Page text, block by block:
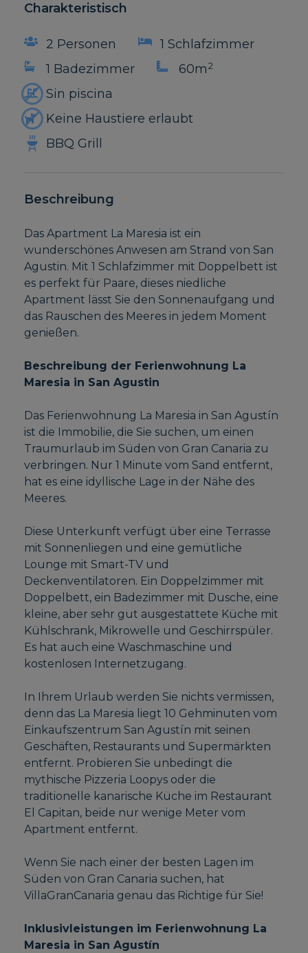
Charakteristisch
2 Personen
1 Schlafzimmer
1 Badezimmer
60m2
Sin piscina
Keine Haustiere erlaubt
BBQ Grill
Beschreibung
Das Apartment La Maresia ist ein
wunderschönes Anwesen am Strand von San
Agustin. Mit 1 Schlafzimmer mit Doppelbett ist
es perfekt für Paare, dieses niedliche
Apartment lässt Sie den Sonnenaufgang und
das Rauschen des Meeres in jedem Moment
genießen.
Beschreibung der Ferienwohnung La
Maresia in San Agustin
Das Ferienwohnung La Maresia in San Agustín
ist die Immobilie, die Sie suchen, um einen
Traumurlaub im Süden von Gran Canaria zu
verbringen. Nur 1 Minute vom Sand entfernt,
hat es eine idyllische Lage in der Nähe des
Meeres.
Diese Unterkunft verfügt über eine Terrasse
mit Sonnenliegen und eine gemütliche
Lounge mit Smart-TV und
Deckenventilatoren. Ein Doppelzimmer mit
Doppelbett, ein Badezimmer mit Dusche, eine
kleine, aber sehr gut ausgestattete Küche mit
Kühlschrank, Mikrowelle und Geschirrspüler.
Es hat auch eine Waschmaschine und
kostenlosen Internetzugang.
In Ihrem Urlaub werden Sie nichts vermissen,
denn das La Maresia liegt 10 Gehminuten vom
Einkaufszentrum San Agustín mit seinen
Geschäften, Restaurants und Supermärkten
entfernt. Probieren Sie unbedingt die
mythische Pizzeria Loopys oder die
traditionelle kanarische Küche im Restaurant
El Capitan, beide nur wenige Meter vom
Apartment entfernt.
Wenn Sie nach einer der besten Lagen im
Süden von Gran Canaria suchen, hat
VillaGranCanaria genau das Richtige für Sie!
Inklusivleistungen im Ferienwohnung La
Maresia in San Agustín